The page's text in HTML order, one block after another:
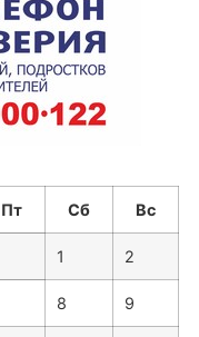
Пт Сб Вс
1 2
8 9